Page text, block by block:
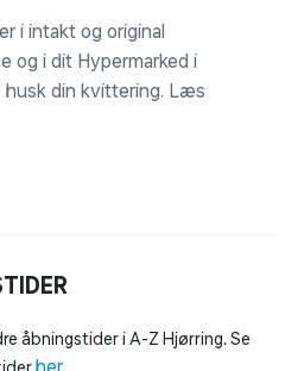
i intakt og original
og i dit Hypermarked i
din kvittering. Læs
åbningstider i A-Z Hjørring. Se
her